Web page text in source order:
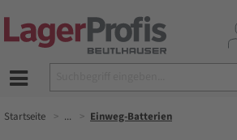
Startseite ... Einweg-Batterien